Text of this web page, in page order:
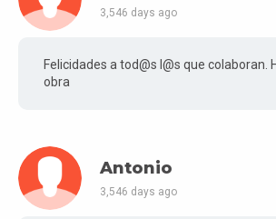
3,546 days ago
Felicidades a tod@s l@s que colaboran.
obra
Antonio
3,546 days ago